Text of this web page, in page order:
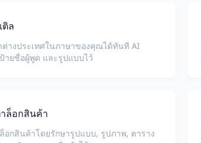
ติล
ต่างประเทศในภาษาของคุณได้ทันที AI
ายชื่อผู้พูด และรูปแบบไว้
ล็อกสินค้า
อกสินค้าโดยรักษารูปแบบ, รูปภาพ, ตาราง